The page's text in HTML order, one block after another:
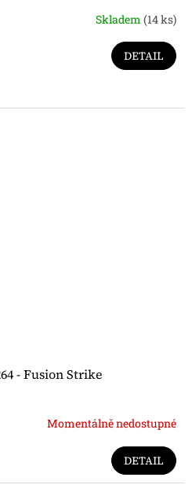
Skladem (14 ks)
DETAIL
- Fusion Strike
Momentálně nedostupné
DETAIL